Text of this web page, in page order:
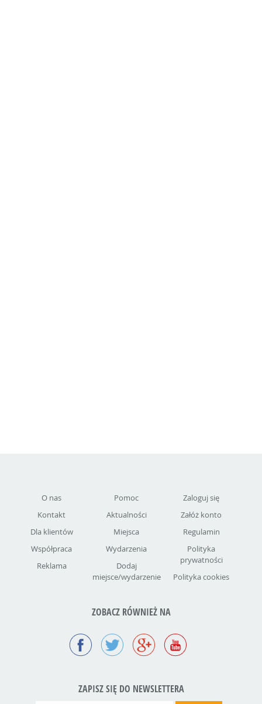
O nas
Kontakt
Dla klientów
Współpraca
Reklama
Pomoc
Aktualności
Miejsca
Wydarzenia
Dodaj
miejsce/wydarzenie
Zaloguj się
Załóż konto
Regulamin
Polityka
prywatności
Polityka cookies
ZOBACZ RÓWNIEŻ NA
ZAPISZ SIĘ DO NEWSLETTERA